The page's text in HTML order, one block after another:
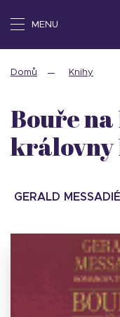
MENU
Domů Knihy
Bouře na
GERALD MESSADIÉ